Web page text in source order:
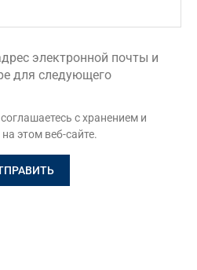
электронной почты и
для следующего
с хранением и
этом веб-сайте.